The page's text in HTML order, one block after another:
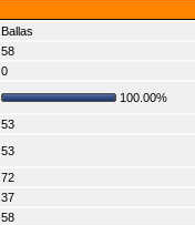
Ballas
58
0
100.00%
53
53
72
37
58